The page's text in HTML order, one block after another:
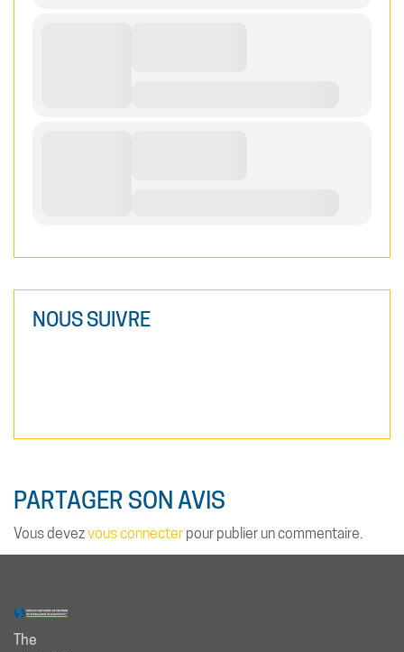
NOUS SUIVRE
PARTAGER SON AVIS
Vous devezvous connecter pour publier un commentaire.
The